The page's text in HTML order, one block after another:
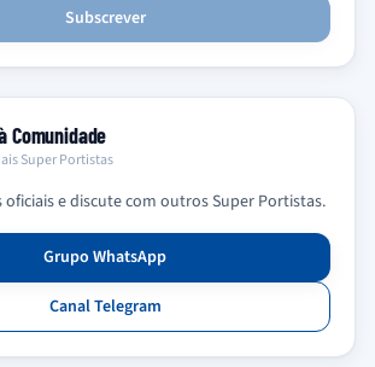
Subscrever
Comunidade
Super Portistas
e discute com outros Super Portistas.
Grupo WhatsApp
Canal Telegram